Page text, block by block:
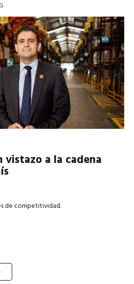
vistazo a la cadena
de competitividad.